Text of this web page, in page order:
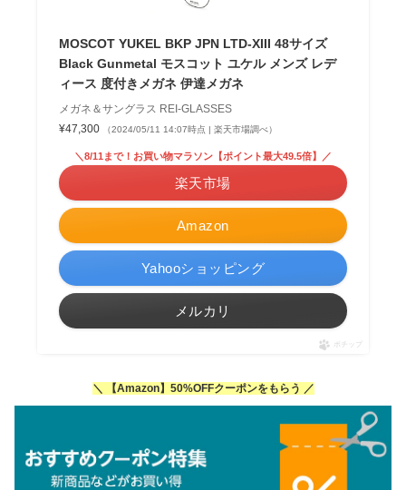
MOSCOT YUKEL BKP JPN LTD-XIII 48サイズ
Black Gunmetal モスコット ユケル メンズ レデ
ィース 度付きメガネ 伊達メガネ
メガネ＆サングラス REI-GLASSES
¥47,300
（2024/05/11 14:07時点 | 楽天市場調べ）
Amazon
＼8/11まで！お買い物マラソン【ポイント最大49.5倍】／
楽天市場
Yahooショッピング
メルカリ
ポチップ
＼ 【Amazon】50%OFFクーポンをもらう ／